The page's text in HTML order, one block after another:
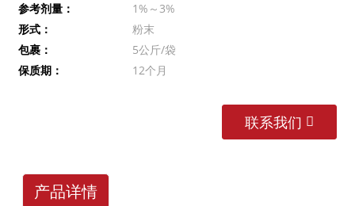
参考剂量：
1%～3%
形式：
粉末
包裹：
5公斤/袋
保质期：
12个月
联系我们
产品详情